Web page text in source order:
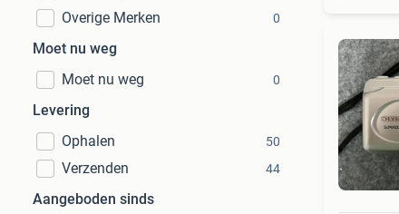
Overige Merken 0
Moet nu weg
Moet nu weg
0
Levering
Ophalen
50
Verzenden 44
Aangeboden sinds